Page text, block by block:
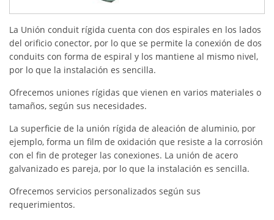
La Unión conduit rígida cuenta con dos espirales en los lados
del orificio conector, por lo que se permite la conexión de dos
conduits con forma de espiral y los mantiene al mismo nivel,
por lo que la instalación es sencilla.
Ofrecemos uniones rígidas que vienen en varios materiales o
tamaños, según sus necesidades.
La superficie de la unión rígida de aleación de aluminio, por
ejemplo, forma un film de oxidación que resiste a la corrosión
con el fin de proteger las conexiones. La unión de acero
galvanizado es pareja, por lo que la instalación es sencilla.
Ofrecemos servicios personalizados según sus
requerimientos.